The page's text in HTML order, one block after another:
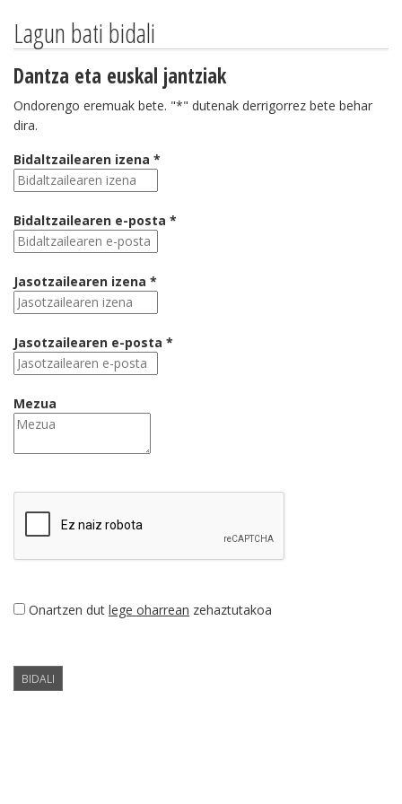
Lagun bati bidali
Dantza eta euskal jantziak
Ondorengo eremuak bete. "*" dutenak derrigorrez bete behar
dira.
Bidaltzailearen izena *
Bidaltzailearen e-posta *
Jasotzailearen izena *
Jasotzailearen e-posta *
Mezua
Onartzen dut lege oharrean zehaztutakoa
BIDALI